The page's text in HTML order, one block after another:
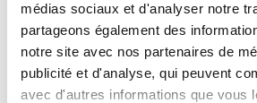
médias sociaux et d'analyser notre
partageons également des
notre site avec nos partenaires de
publicité et d'analyse, qui peuvent
avec d'autres informations que vous